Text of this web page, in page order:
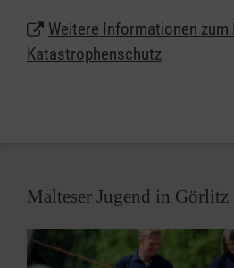
bereit sind, sich für ihre
engagieren.
Weitere Informationen zum
Katastrophenschutz
Malteser Jugend in Görlitz